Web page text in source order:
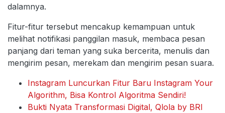
dalamnya.
Fitur-fitur tersebut mencakup kemampuan untuk
melihat notifikasi panggilan masuk, membaca pesan
panjang dari teman yang suka bercerita, menulis dan
mengirim pesan, merekam dan mengirim pesan suara.
Instagram Luncurkan Fitur Baru Instagram Your
Algorithm, Bisa Kontrol Algoritma Sendiri!
Bukti Nyata Transformasi Digital, Qlola by BRI